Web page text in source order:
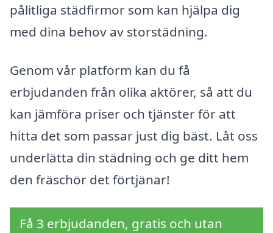
pålitliga städfirmor som kan hjälpa dig
med dina behov av storstädning.
Genom vår platform kan du få
erbjudanden från olika aktörer, så att du
kan jämföra priser och tjänster för att
hitta det som passar just dig bäst. Låt oss
underlätta din städning och ge ditt hem
den fräschör det förtjänar!
Få 3 erbjudanden, gratis och utan